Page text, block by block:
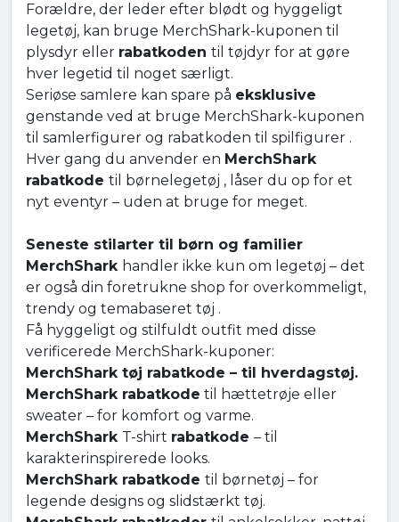
Forældre, der leder efter blødt og hyggeligt
legetøj, kan bruge MerchShark-kuponen til
plysdyr eller rabatkoden til tøjdyr for at gøre
hver legetid til noget særligt.
Seriøse samlere kan spare på eksklusive
genstande ved at bruge MerchShark-kuponen
til samlerfigurer og rabatkoden til spilfigurer .
Hver gang du anvender en MerchShark
rabatkode til børnelegetøj , låser du op for et
nyt eventyr – uden at bruge for meget.
Seneste stilarter til børn og familier
MerchShark handler ikke kun om legetøj – det
er også din foretrukne shop for overkommeligt,
trendy og temabaseret tøj .
Få hyggeligt og stilfuldt outfit med disse
verificerede MerchShark-kuponer:
MerchShark tøj rabatkode – til hverdagstøj.
MerchShark rabatkode til hættetrøje eller
sweater – for komfort og varme.
MerchShark T-shirt rabatkode – til
karakterinspirerede looks.
MerchShark rabatkode til børnetøj – for
legende designs og slidstærkt tøj.